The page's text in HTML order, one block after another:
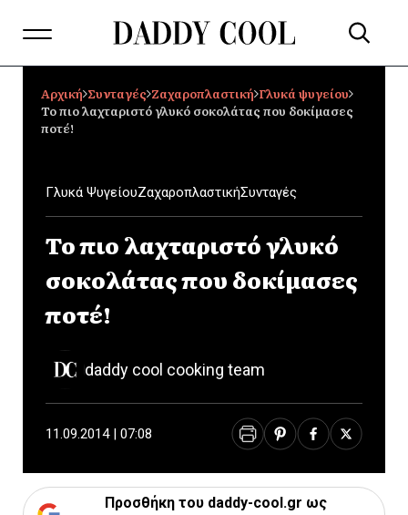
Αρχική Συνταγές Ζαχαροπλαστική Γλυκά ψυγείου
Το πιο λαχταριστό γλυκό σοκολάτας που δοκίμασες
ποτέ!
Γλυκά ΨυγείουΖαχαροπλαστικήΣυνταγές
Το πιο λαχταριστό γλυκό
σοκολάτας που δοκίμασες
ποτέ!
daddy cool cooking team
11.09.2014 | 07:08
Προσθήκη του daddy-cool.gr ως